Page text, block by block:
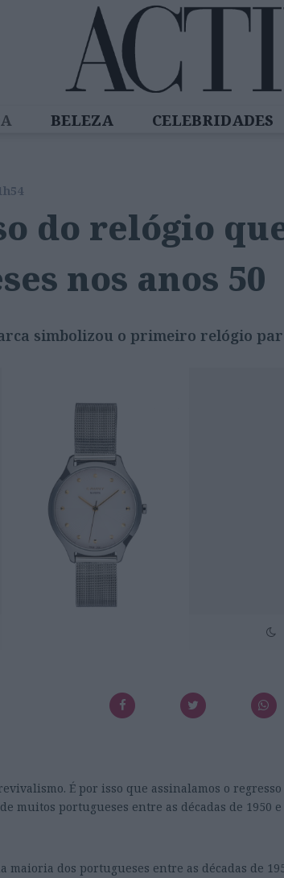
BELEZA CELEBRIDADES
do relógio
nos anos 50
simbolizou o primeiro relógio
É por isso que assinalamos o
muitos portugueses entre as décadas de 1950 e
maioria dos portugueses entre as décadas de